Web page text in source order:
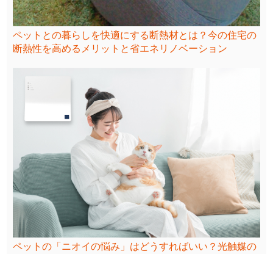
ペットとの暮らしを快適にする断熱材とは？今の住宅の
断熱性を高めるメリットと省エネリノベーション
ペットの「ニオイの悩み」はどうすればいい？光触媒の